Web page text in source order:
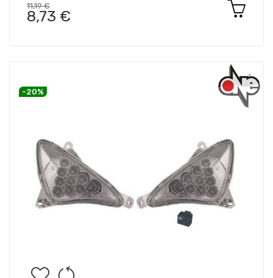
11,19 €
8,73 €
-20%